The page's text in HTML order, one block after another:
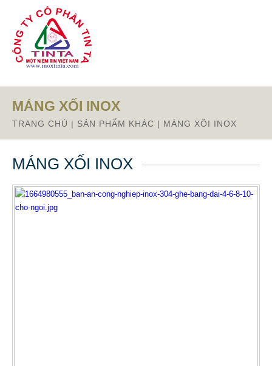
Từ mục này trở xuống là mã nguồn Zalo
MÁNG XỐI INOX
TRANG CHỦ | SẢN PHẨM KHÁC | MÁNG XỐI INOX
MÁNG XỐI INOX